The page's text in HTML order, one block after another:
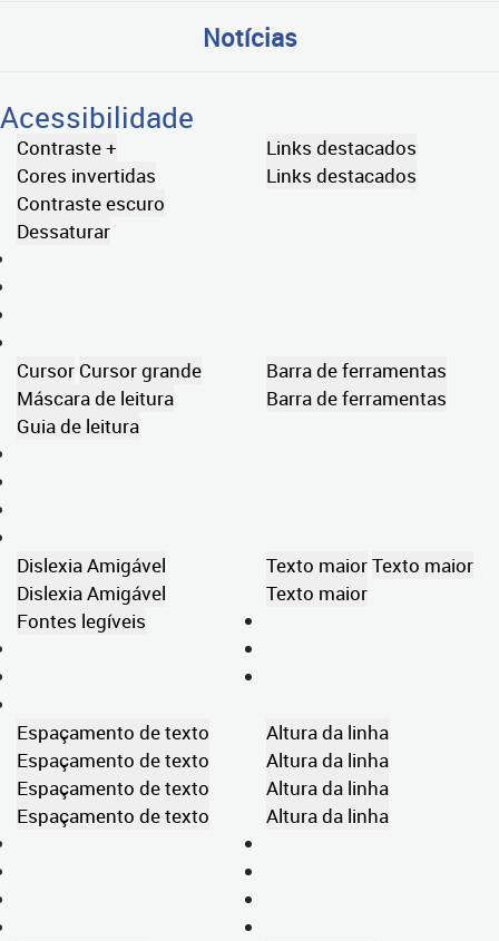
Notícias
Acessibilidade
Contraste +
Cores invertidas
Contraste escuro
Dessaturar
Links destacados
Links destacados
Cursor Cursor grande
Máscara de leitura
Guia de leitura
Barra de ferramentas
Barra de ferramentas
Dislexia Amigável
Dislexia Amigável
Fontes legíveis
Texto maiorTexto maior
Texto maior
Espaçamento de texto
Espaçamento de texto
Espaçamento de texto
Espaçamento de texto
Altura da linha
Altura da linha
Altura da linha
Altura da linha